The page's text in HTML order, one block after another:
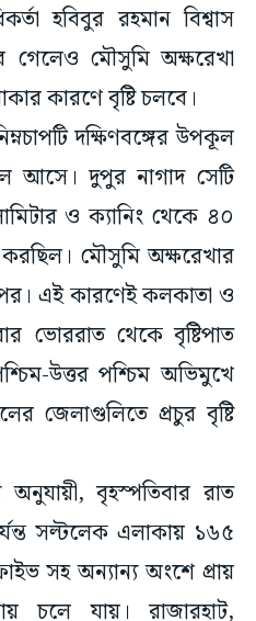
হবিবুর রহমান বিশ্বাস
গেলেও মৌসুমি অক্ষরেখা
কারণে বৃষ্টি চলবে।
দক্ষিণবঙ্গের উপকূল
আসে। দুপুর নাগাদ সেটি
ও ক্যানিং থেকে ৪০
করছিল। মৌসুমি অক্ষরেখার
এই কারণেই কলকাতা ও
ভোররাত থেকে বৃষ্টিপাত
উত্তর পশ্চিম অভিমুখে
জেলাগুলিতে প্রচুর বৃষ্টি
বৃহস্পতিবার রাত
সল্টলেক এলাকায় ১৬৫
সহ অন্যান্য অংশে প্রায়
চলে যায়। রাজারহাট,